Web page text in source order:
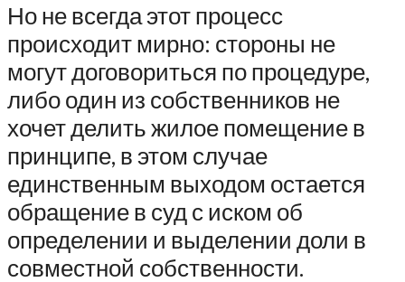
Но не всегда этот процесс
происходит мирно: стороны не
могут договориться по процедуре,
либо один из собственников не
хочет делить жилое помещение в
принципе, в этом случае
единственным выходом остается
обращение в суд с иском об
определении и выделении доли в
совместной собственности.